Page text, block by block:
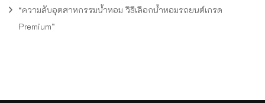
“ความลับอุตสาหกรรมน้ำหอม วิธีเลือกน้ำหอมรถยนต์เกรด
Premium”